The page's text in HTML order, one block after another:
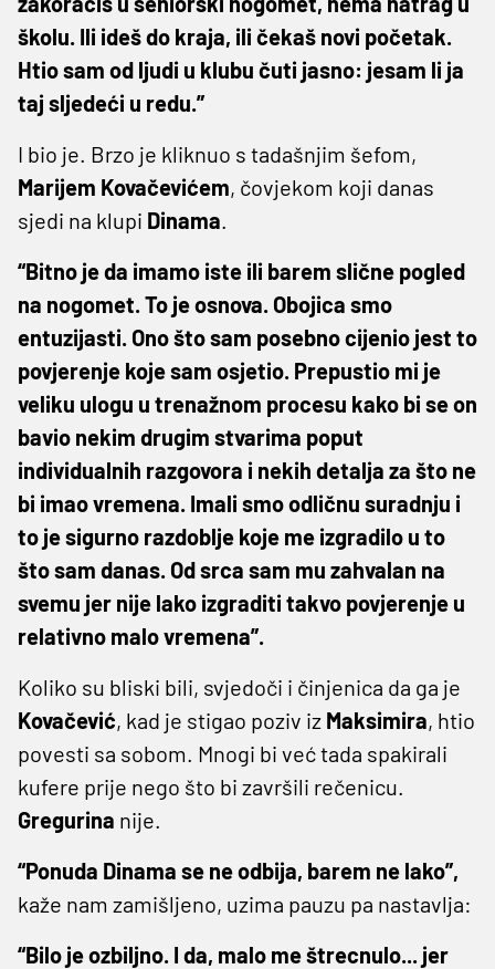
školu. Ili ideš do kraja, ili čekaš novi početak.
Htio sam od ljudi u klubu čuti jasno: jesam li ja
taj sljedeći u redu.”
I bio je. Brzo je kliknuo s tadašnjim šefom,
Marijem Kovačevićem, čovjekom koji danas
sjedi na klupi Dinama.
“Bitno je da imamo iste ili barem slične pogled
na nogomet. To je osnova. Obojica smo
entuzijasti. Ono što sam posebno cijenio jest to
povjerenje koje sam osjetio. Prepustio mi je
veliku ulogu u trenažnom procesu kako bi se on
bavio nekim drugim stvarima poput
individualnih razgovora i nekih detalja za što ne
bi imao vremena. Imali smo odličnu suradnju i
to je sigurno razdoblje koje me izgradilo u to
što sam danas. Od srca sam mu zahvalan na
svemu jer nije lako izgraditi takvo povjerenje u
relativno malo vremena”.
Koliko su bliski bili, svjedoči i činjenica da ga je
Kovačević, kad je stigao poziv iz Maksimira, htio
povesti sa sobom. Mnogi bi već tada spakirali
kufere prije nego što bi završili rečenicu.
Gregurina nije.
“Ponuda Dinama se ne odbija, barem ne lako”,
kaže nam zamišljeno, uzima pauzu pa nastavlja:
“Bilo je ozbiljno. I da, malo me štrecnulo... jer